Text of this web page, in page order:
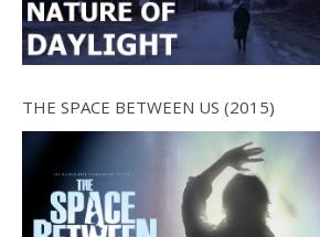
THE SPACE BETWEEN US (2015)